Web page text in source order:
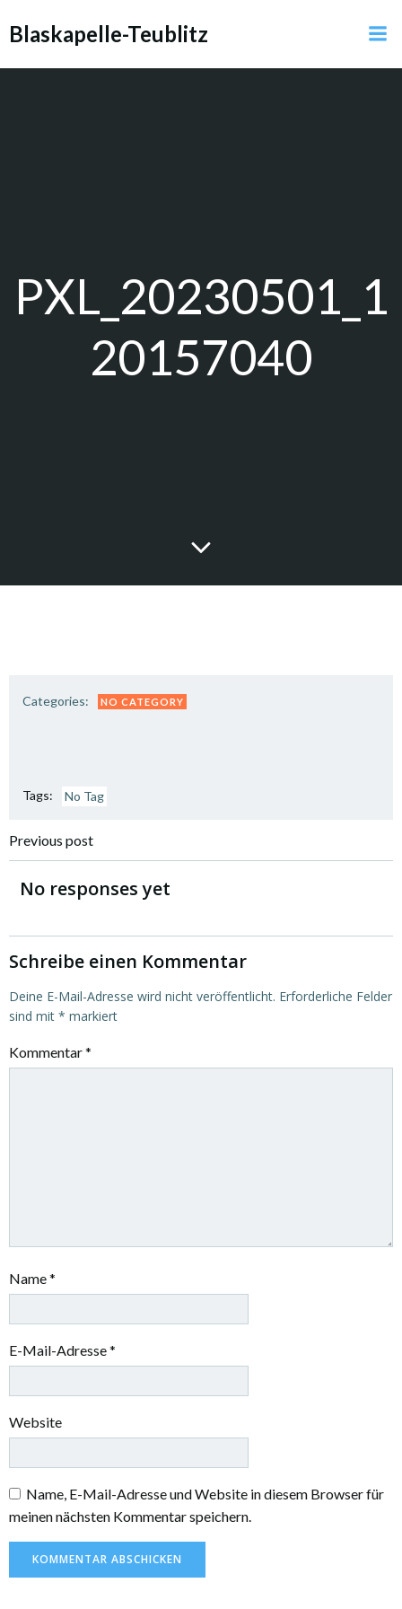
Inhalt
Blaskapelle-Teublitz
PXL_20230501_1
20157040
Categories: NO CATEGORY
Tags: No Tag
Post
navigation
Previous post
No responses yet
Schreibe einen Kommentar
Deine E-Mail-Adresse wird nicht veröffentlicht. Erforderliche Felder
sind mit * markiert
Kommentar*
Name*
E-Mail-Adresse*
Website
Name, E-Mail-Adresse und Website in diesem Browser für
meinen nächsten Kommentar speichern.